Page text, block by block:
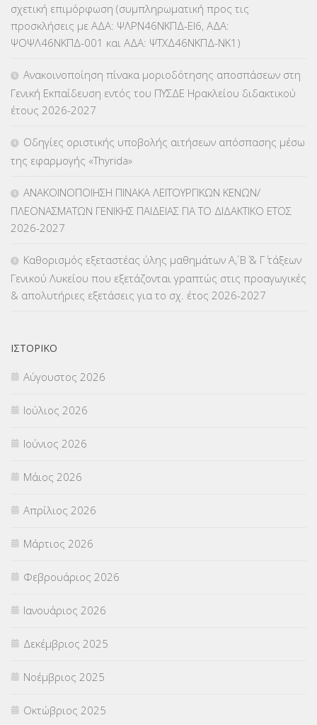
ΚΕΣΥ (60)
ΚΕΣΥΠ(109)
ΚΠγ – ΚΡΑΤΙΚΟ ΠΙΣΤΟΠΟΙΗΤΙΚΟ ΓΛΩΣΣΟΜΑΘΕΙΑΣ(135)
ΚΠπ- ΚΡΑΤΙΚΟ ΠΙΣΤΟΠΟΙΗΤΙΚΟ ΠΛΗΡΟΦΟΡΙΚΗΣ
ΛΟΙΠΑ(309)
ΜΕΤΑΘΕΣΕΙΣ-ΤΟΠΟΘΕΤΗΣΕΙΣ ΒΕΛΤΙΩΣΕΙΣ(319)
ΜΕΤΑΦΟΡΑ ΜΑΘΗΤΩΝ(3)
ΟΙΚΟΝΟΜΙΚΑ ΘΕΜΑΤΑ
Π.Ε.Κ. ΗΡΑΚΛΕΙΟΥ
ΠΑΝΕΛΛΑΔΙΚΕΣ ΕΞΕΤΑΣΕΙΣ
ΠΡΟΚΗΡΥΞΕΙΣ
ΣΕΜΙΝΑΡΙΑ – ΗΜΕΡΙΔΕΣ
ΣΕΠ(50)
ΣΤΕΛΕΧΗ (360)
ΣΥΜΒΟΥΛΕΥΤΙΚΟΣ ΣΤΑΘΜΟΣ ΝΕΩΝ
ΣΥΝΤΑΞΕΙΣ(12)
ΣΧΟΛΙΚΟΙ ΣΥΜΒΟΥΛΟΙ
ΥΠΕΡΑΡΙΘΜΟΙ(1)
ΥΠΟΤΡΟΦΙΕΣ(28)
σχετική επιμόρφωση (συμπληρωματική προς τις
προσκλήσεις με ΑΔΑ: ΨΛΡΝ46ΝΚΠΔ-ΕΙ6, ΑΔΑ:
ΨΟΨΛ46ΝΚΠΔ-001 και ΑΔΑ: ΨΤΧΔ46ΝΚΠΔ-ΝΚ1)
Ανακοινοποίηση πίνακα μοριοδότησης αποσπάσεων στη
Γενική Εκπαίδευση εντός του ΠΥΣΔΕ Ηρακλείου διδακτικού
έτους 2026-2027
Οδηγίες οριστικής υποβολής αιτήσεων απόσπασης μέσω
της εφαρμογής «Thyrida»
ΑΝΑΚΟΙΝΟΠΟΙΗΣΗ ΠΙΝΑΚΑ ΛΕΙΤΟΥΡΓΙΚΩΝ ΚΕΝΩΝ/
ΠΛΕΟΝΑΣΜΑΤΩΝ ΓΕΝΙΚΗΣ ΠΑΙΔΕΙΑΣ ΓΙΑ ΤΟ ΔΙΔΑΚΤΙΚΟ ΕΤΟΣ
2026-2027
Καθορισμός εξεταστέας ύλης μαθημάτων Α΄, Β΄ & Γ΄ τάξεων
Γενικού Λυκείου που εξετάζονται γραπτώς στις προαγωγικές
& απολυτήριες εξετάσεις για το σχ. έτος 2026-2027
ΙΣΤΟΡΙΚΌ
Αύγουστος 2026
Ιούλιος 2026
Ιούνιος 2026
Μάιος 2026
Απρίλιος 2026
Μάρτιος 2026
Φεβρουάριος 2026
Ιανουάριος 2026
Δεκέμβριος 2025
Νοέμβριος 2025
Οκτώβριος 2025